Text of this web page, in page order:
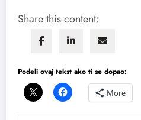
Share this content:
Podeli ovaj tekst ako ti se dopao:
More